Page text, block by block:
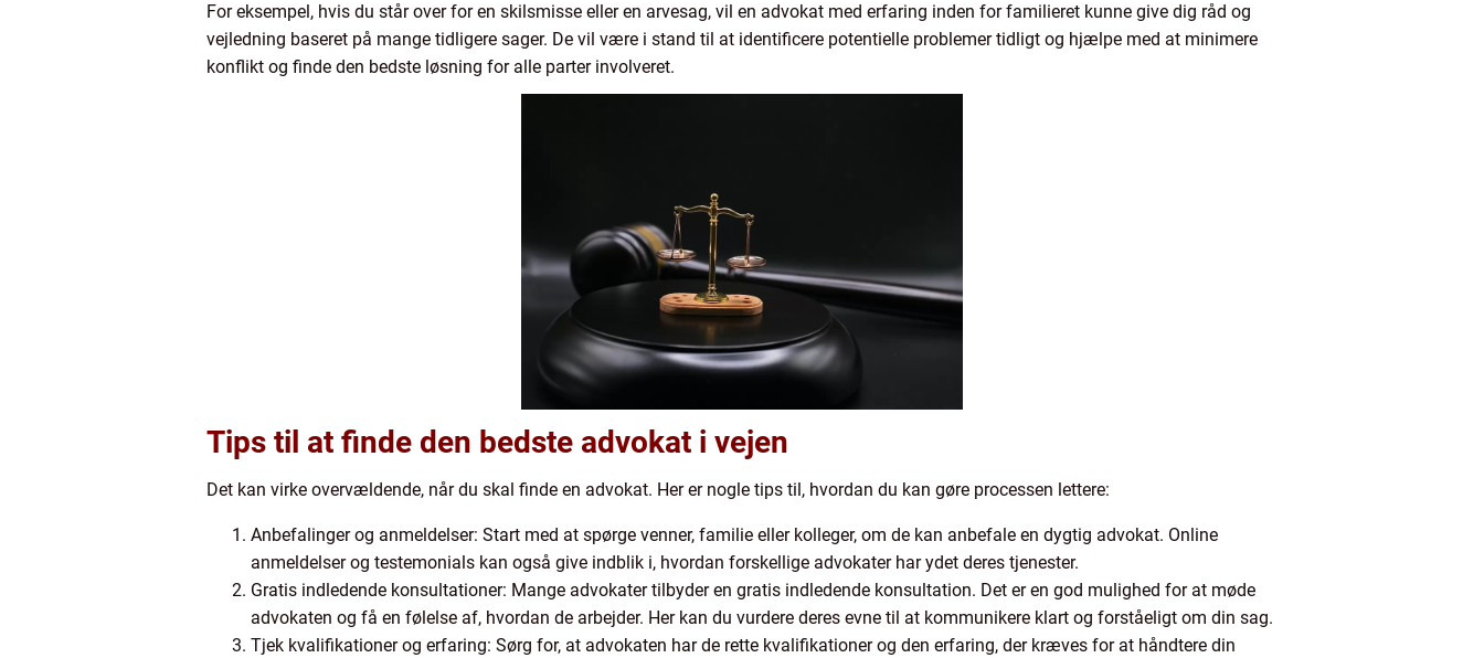
For eksempel, hvis du står over for en skilsmisse eller en arvesag, vil en advokat med erfaring inden for familieret kunne give dig råd og
vejledning baseret på mange tidligere sager. De vil være i stand til at identificere potentielle problemer tidligt og hjælpe med at minimere
konflikt og finde den bedste løsning for alle parter involveret.
Tips til at finde den bedste advokat i vejen
Det kan virke overvældende, når du skal finde en advokat. Her er nogle tips til, hvordan du kan gøre processen lettere:
Anbefalinger og anmeldelser: Start med at spørge venner, familie eller kolleger, om de kan anbefale en dygtig advokat. Online
anmeldelser og testemonials kan også give indblik i, hvordan forskellige advokater har ydet deres tjenester.
Gratis indledende konsultationer: Mange advokater tilbyder en gratis indledende konsultation. Det er en god mulighed for at møde
advokaten og få en følelse af, hvordan de arbejder. Her kan du vurdere deres evne til at kommunikere klart og forståeligt om din sag.
Tjek kvalifikationer og erfaring: Sørg for, at advokaten har de rette kvalifikationer og den erfaring, der kræves for at håndtere din